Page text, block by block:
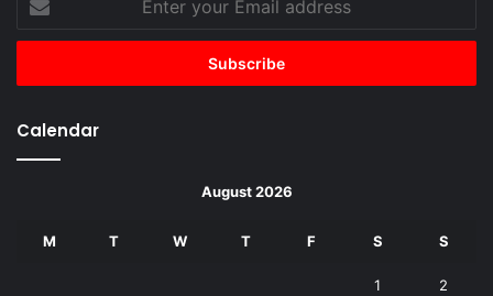
your
Email
Calendar
August 2026
M T W T F S S
1 2